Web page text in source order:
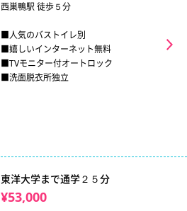
西巣鴨駅 徒歩５分
■人気のバストイレ別
■嬉しいインターネット無料
■TVモニター付オートロック
■洗面脱衣所独立
東洋大学まで通学２５分
¥53,000